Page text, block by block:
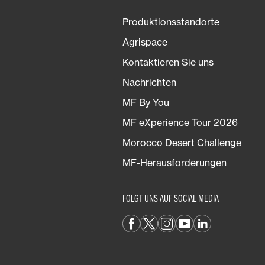
Produktionsstandorte
Agrispace
Kontaktieren Sie uns
Nachrichten
MF By You
MF eXperience Tour 2026
Morocco Desert Challenge
MF-Herausforderungen
FOLGT UNS AUF SOCIAL MEDIA